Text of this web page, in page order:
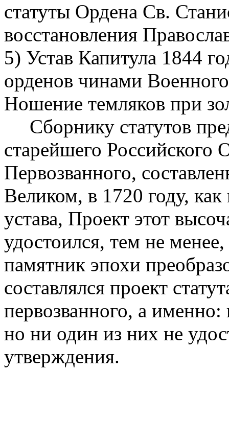
статуты Ордена Св.
восстановления
5) Устав Капитула 1844
орденов чинами
Ношение темляков при
Сборнику статутов
старейшего Российского
Первозванного,
Великом, в 1720 году,
устава, Проект этот
удостоился, тем не
памятник эпохи
составлялся проект
первозванного, а
но ни один из них не
утверждения.